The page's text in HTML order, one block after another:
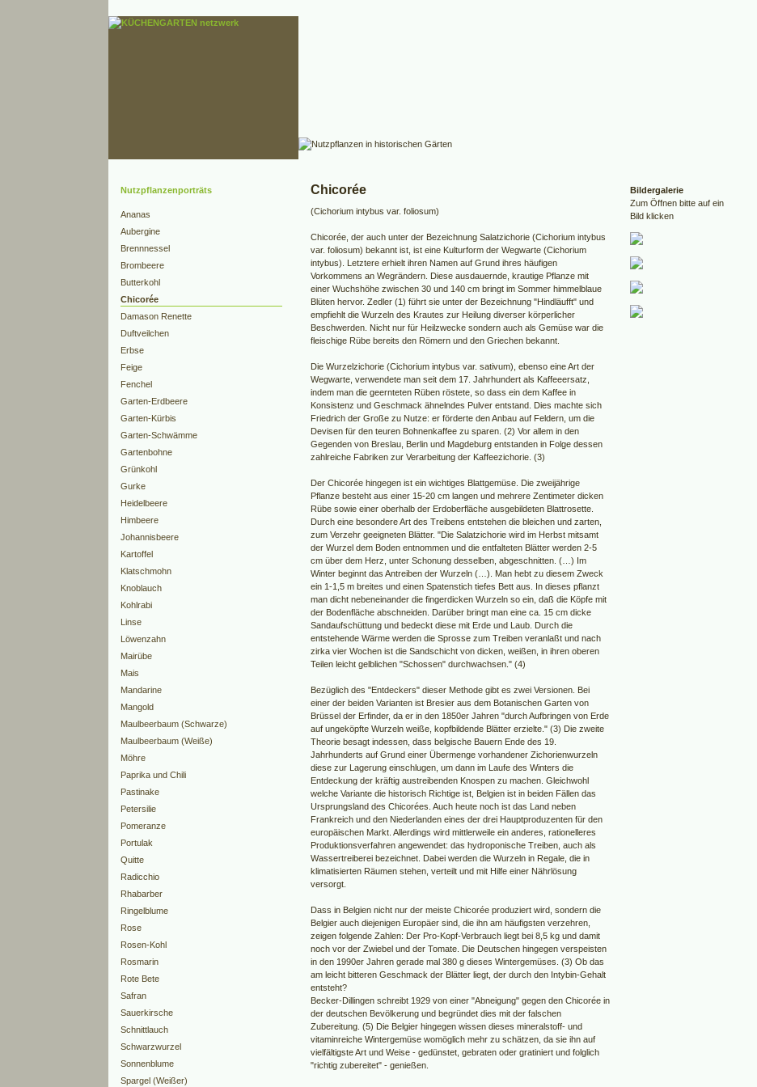
Nutzpflanzenporträts
Ananas
Aubergine
Brennnessel
Brombeere
Butterkohl
Chicorée
Damason Renette
Duftveilchen
Erbse
Feige
Fenchel
Garten-Erdbeere
Garten-Kürbis
Garten-Schwämme
Gartenbohne
Grünkohl
Gurke
Heidelbeere
Himbeere
Johannisbeere
Kartoffel
Klatschmohn
Knoblauch
Kohlrabi
Linse
Löwenzahn
Mairübe
Mais
Mandarine
Mangold
Maulbeerbaum (Schwarze)
Maulbeerbaum (Weiße)
Möhre
Paprika und Chili
Pastinake
Petersilie
Pomeranze
Portulak
Quitte
Radicchio
Rhabarber
Ringelblume
Rose
Rosen-Kohl
Rosmarin
Rote Bete
Safran
Sauerkirsche
Schnittlauch
Schwarzwurzel
Sonnenblume
Spargel (Weißer)
Chicorée
(Cichorium intybus var. foliosum)
Chicorée, der auch unter der Bezeichnung Salatzichorie (Cichorium intybus
var. foliosum) bekannt ist, ist eine Kulturform der Wegwarte (Cichorium
intybus). Letztere erhielt ihren Namen auf Grund ihres häufigen
Vorkommens an Wegrändern. Diese ausdauernde, krautige Pflanze mit
einer Wuchshöhe zwischen 30 und 140 cm bringt im Sommer himmelblaue
Blüten hervor. Zedler (1) führt sie unter der Bezeichnung "Hindläufft" und
empfiehlt die Wurzeln des Krautes zur Heilung diverser körperlicher
Beschwerden. Nicht nur für Heilzwecke sondern auch als Gemüse war die
fleischige Rübe bereits den Römern und den Griechen bekannt.
Die Wurzelzichorie (Cichorium intybus var. sativum), ebenso eine Art der
Wegwarte, verwendete man seit dem 17. Jahrhundert als Kaffeeersatz,
indem man die geernteten Rüben röstete, so dass ein dem Kaffee in
Konsistenz und Geschmack ähnelndes Pulver entstand. Dies machte sich
Friedrich der Große zu Nutze: er förderte den Anbau auf Feldern, um die
Devisen für den teuren Bohnenkaffee zu sparen. (2) Vor allem in den
Gegenden von Breslau, Berlin und Magdeburg entstanden in Folge dessen
zahlreiche Fabriken zur Verarbeitung der Kaffeezichorie. (3)
Der Chicorée hingegen ist ein wichtiges Blattgemüse. Die zweijährige
Pflanze besteht aus einer 15-20 cm langen und mehrere Zentimeter dicken
Rübe sowie einer oberhalb der Erdoberfläche ausgebildeten Blattrosette.
Durch eine besondere Art des Treibens entstehen die bleichen und zarten,
zum Verzehr geeigneten Blätter. "Die Salatzichorie wird im Herbst mitsamt
der Wurzel dem Boden entnommen und die entfalteten Blätter werden 2-5
cm über dem Herz, unter Schonung desselben, abgeschnitten. (…) Im
Winter beginnt das Antreiben der Wurzeln (…). Man hebt zu diesem Zweck
ein 1-1,5 m breites und einen Spatenstich tiefes Bett aus. In dieses pflanzt
man dicht nebeneinander die fingerdicken Wurzeln so ein, daß die Köpfe mit
der Bodenfläche abschneiden. Darüber bringt man eine ca. 15 cm dicke
Sandaufschüttung und bedeckt diese mit Erde und Laub. Durch die
entstehende Wärme werden die Sprosse zum Treiben veranlaßt und nach
zirka vier Wochen ist die Sandschicht von dicken, weißen, in ihren oberen
Teilen leicht gelblichen "Schossen" durchwachsen." (4)
Bezüglich des "Entdeckers" dieser Methode gibt es zwei Versionen. Bei
einer der beiden Varianten ist Bresier aus dem Botanischen Garten von
Brüssel der Erfinder, da er in den 1850er Jahren "durch Aufbringen von Erde
auf ungeköpfte Wurzeln weiße, kopfbildende Blätter erzielte." (3) Die zweite
Theorie besagt indessen, dass belgische Bauern Ende des 19.
Jahrhunderts auf Grund einer Übermenge vorhandener Zichorienwurzeln
diese zur Lagerung einschlugen, um dann im Laufe des Winters die
Entdeckung der kräftig austreibenden Knospen zu machen. Gleichwohl
welche Variante die historisch Richtige ist, Belgien ist in beiden Fällen das
Ursprungsland des Chicorées. Auch heute noch ist das Land neben
Frankreich und den Niederlanden eines der drei Hauptproduzenten für den
europäischen Markt. Allerdings wird mittlerweile ein anderes, rationelleres
Produktionsverfahren angewendet: das hydroponische Treiben, auch als
Wassertreiberei bezeichnet. Dabei werden die Wurzeln in Regale, die in
klimatisierten Räumen stehen, verteilt und mit Hilfe einer Nährlösung
versorgt.
Dass in Belgien nicht nur der meiste Chicorée produziert wird, sondern die
Belgier auch diejenigen Europäer sind, die ihn am häufigsten verzehren,
zeigen folgende Zahlen: Der Pro-Kopf-Verbrauch liegt bei 8,5 kg und damit
noch vor der Zwiebel und der Tomate. Die Deutschen hingegen verspeisten
in den 1990er Jahren gerade mal 380 g dieses Wintergemüses. (3) Ob das
am leicht bitteren Geschmack der Blätter liegt, der durch den Intybin-Gehalt
entsteht?
Becker-Dillingen schreibt 1929 von einer "Abneigung" gegen den Chicorée in
der deutschen Bevölkerung und begründet dies mit der falschen
Zubereitung. (5) Die Belgier hingegen wissen dieses mineralstoff- und
vitaminreiche Wintergemüse womöglich mehr zu schätzen, da sie ihn auf
vielfältigste Art und Weise - gedünstet, gebraten oder gratiniert und folglich
"richtig zubereitet" - genießen.
Bildergalerie
Zum Öffnen bitte auf ein
Bild klicken